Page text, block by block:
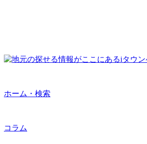
ホーム・検索
コラム